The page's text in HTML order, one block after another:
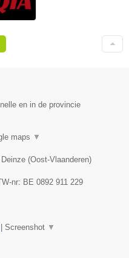
en in de provincie
maps ▼
Deinze (Oost-Vlaanderen)
nr: BE 0892 911 229
Screenshot ▼